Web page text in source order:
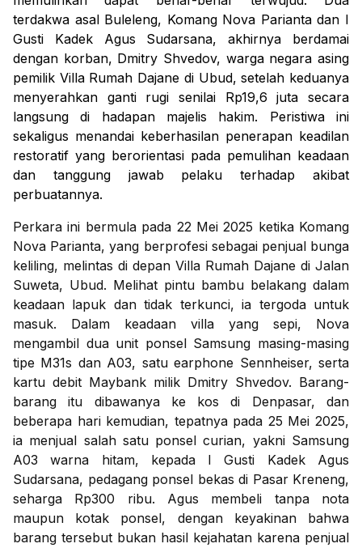
terdakwa asal Buleleng, Komang Nova Parianta dan I
Gusti Kadek Agus Sudarsana, akhirnya berdamai
dengan korban, Dmitry Shvedov, warga negara asing
pemilik Villa Rumah Dajane di Ubud, setelah keduanya
menyerahkan ganti rugi senilai Rp19,6 juta secara
langsung di hadapan majelis hakim. Peristiwa ini
sekaligus menandai keberhasilan penerapan keadilan
restoratif yang berorientasi pada pemulihan keadaan
dan tanggung jawab pelaku terhadap akibat
perbuatannya.
Perkara ini bermula pada 22 Mei 2025 ketika Komang
Nova Parianta, yang berprofesi sebagai penjual bunga
keliling, melintas di depan Villa Rumah Dajane di Jalan
Suweta, Ubud. Melihat pintu bambu belakang dalam
keadaan lapuk dan tidak terkunci, ia tergoda untuk
masuk. Dalam keadaan villa yang sepi, Nova
mengambil dua unit ponsel Samsung masing-masing
tipe M31s dan A03, satu earphone Sennheiser, serta
kartu debit Maybank milik Dmitry Shvedov. Barang-
barang itu dibawanya ke kos di Denpasar, dan
beberapa hari kemudian, tepatnya pada 25 Mei 2025,
ia menjual salah satu ponsel curian, yakni Samsung
A03 warna hitam, kepada I Gusti Kadek Agus
Sudarsana, pedagang ponsel bekas di Pasar Kreneng,
seharga Rp300 ribu. Agus membeli tanpa nota
maupun kotak ponsel, dengan keyakinan bahwa
barang tersebut bukan hasil kejahatan karena penjual